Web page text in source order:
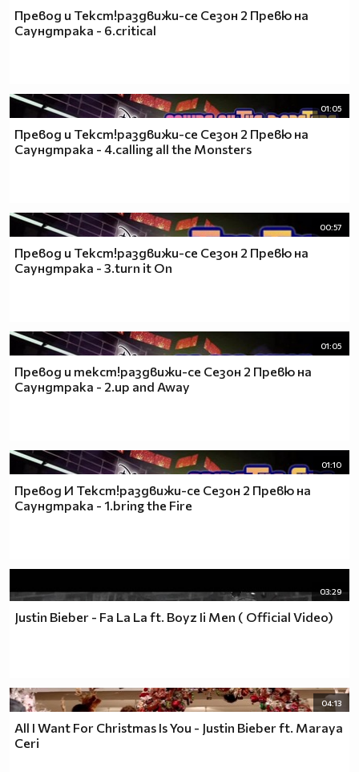
Превод и Текст!раздвижи-се Сезон 2 Превю на
Саундтрака - 6.critical
01:05
Превод и Текст!раздвижи-се Сезон 2 Превю на
Саундтрака - 4.calling all the Monsters
00:57
Превод и Текст!раздвижи-се Сезон 2 Превю на
Саундтрака - 3.turn it On
01:05
Превод и текст!раздвижи-се Сезон 2 Превю на
Саундтрака - 2.up and Away
01:10
Превод И Текст!раздвижи-се Сезон 2 Превю на
Саундтрака - 1.bring the Fire
03:29
Justin Bieber - Fa La La ft. Boyz Ii Men ( Official Video)
04:13
All I Want For Christmas Is You - Justin Bieber ft. Maraya
Ceri